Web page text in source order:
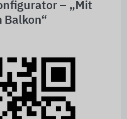
– „Mit
Balkon“